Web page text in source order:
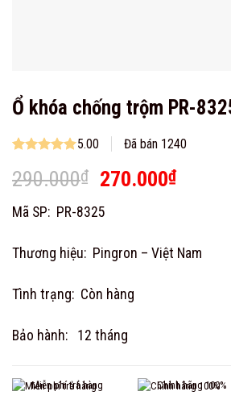
Ổ khóa chống trộm PR-
out of 5
based on
rating
5.00 Đã bán 1240
290.000₫
Original
was:
290.000₫.
270.000₫Current
Mã SP: PR-8325
Thương hiệu: Pingron – Việt Nam
Tình trạng: Còn hàng
Bảo hành: 12 tháng
Miễn phí trả hàng Chính hãng 100%